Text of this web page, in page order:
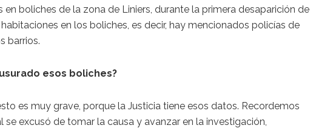
en boliches de la zona de Liniers, durante la primera desaparición de
en los boliches, es decir, hay mencionados policías de
barrios.
esos boliches?
es muy grave, porque la Justicia tiene esos datos. Recordemos
se excusó de tomar la causa y avanzar en la investigación,